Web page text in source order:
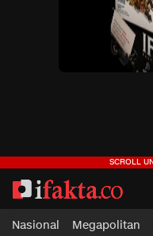
ifakta.co
#pastibenar
Nasional Megapolitan